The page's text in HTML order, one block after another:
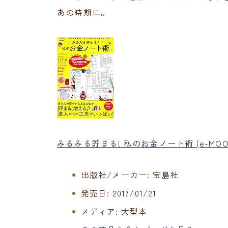
あの時期に。
みるみる貯まる! 私のお金ノート術 (e-
出版社/メーカー: 宝島社
発売日: 2017/01/21
メディア: 大型本